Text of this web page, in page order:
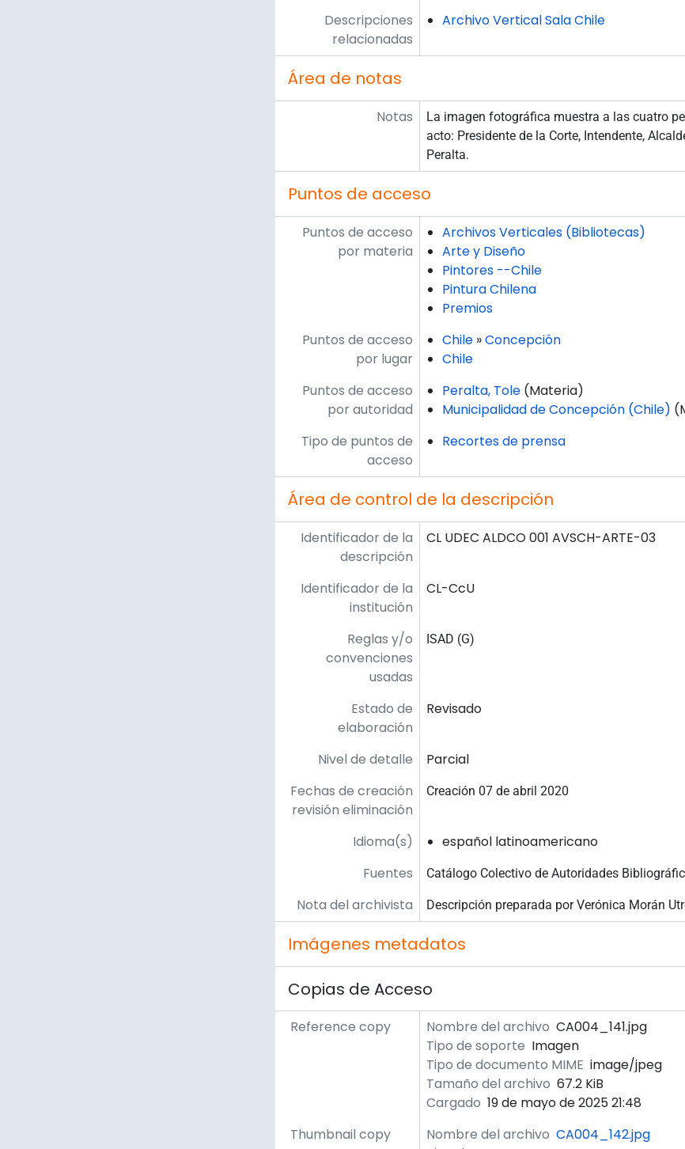
Descripciones
relacionadas
Archivo Vertical Sala Chile
Área de notas
Notas
La imagen fotográfica muestra a las cuatro
acto: Presidente de la Corte, Intendente,
Peralta.
Puntos de acceso
Puntos de acceso
por materia
Archivos Verticales (Bibliotecas)
Arte y Diseño
Pintores --Chile
Pintura Chilena
Premios
Puntos de acceso
por lugar
Chile »Concepción
Chile
Puntos de acceso
por autoridad
Peralta, Tole (Materia)
Municipalidad de Concepción (Chile)
Tipo de puntos de
acceso
Recortes de prensa
Área de control de la descripción
Identificador de la
descripción
CL UDEC ALDCO 001 AVSCH-ARTE-03
Identificador de la
institución
CL-CcU
Reglas y/o
convenciones
usadas
ISAD (G)
Estado de
elaboración
Revisado
Nivel de detalle
Parcial
Fechas de creación
revisión eliminación
Creación 07 de abril 2020
Idioma(s)
español latinoamericano
Fuentes
Catálogo Colectivo de Autoridades
Nota del archivista Descripción preparada por Verónica Morán
Imágenes metadatos
Copias de Acceso
Reference copy Nombre del archivo CA004_141.jpg
Tipo de soporte Imagen
Tipo de documento MIME image/jpeg
Tamaño del archivo 67.2 KiB
Cargado 19 de mayo de 2025 21:48
Thumbnail copy
Nombre del archivo CA004_142.jpg